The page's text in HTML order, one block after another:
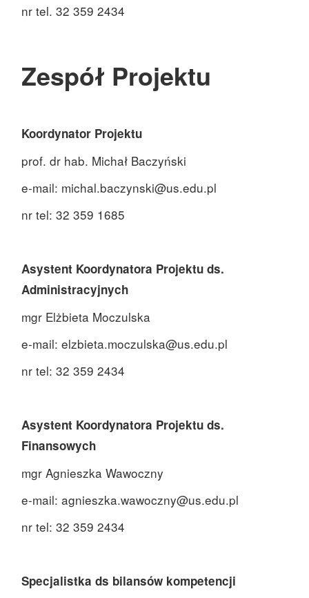
nr tel. 32 359 2434
Zespół Projektu
Koordynator Projektu
prof. dr hab. Michał Baczyński
e-mail: michal.baczynski@us.edu.pl
nr tel: 32 359 1685
Asystent Koordynatora Projektu ds.
Administracyjnych
mgr Elżbieta Moczulska
e-mail: elzbieta.moczulska@us.edu.pl
nr tel: 32 359 2434
Asystent Koordynatora Projektu ds.
Finansowych
mgr Agnieszka Wawoczny
e-mail: agnieszka.wawoczny@us.edu.pl
nr tel: 32 359 2434
Specjalistka ds bilansów kompetencji